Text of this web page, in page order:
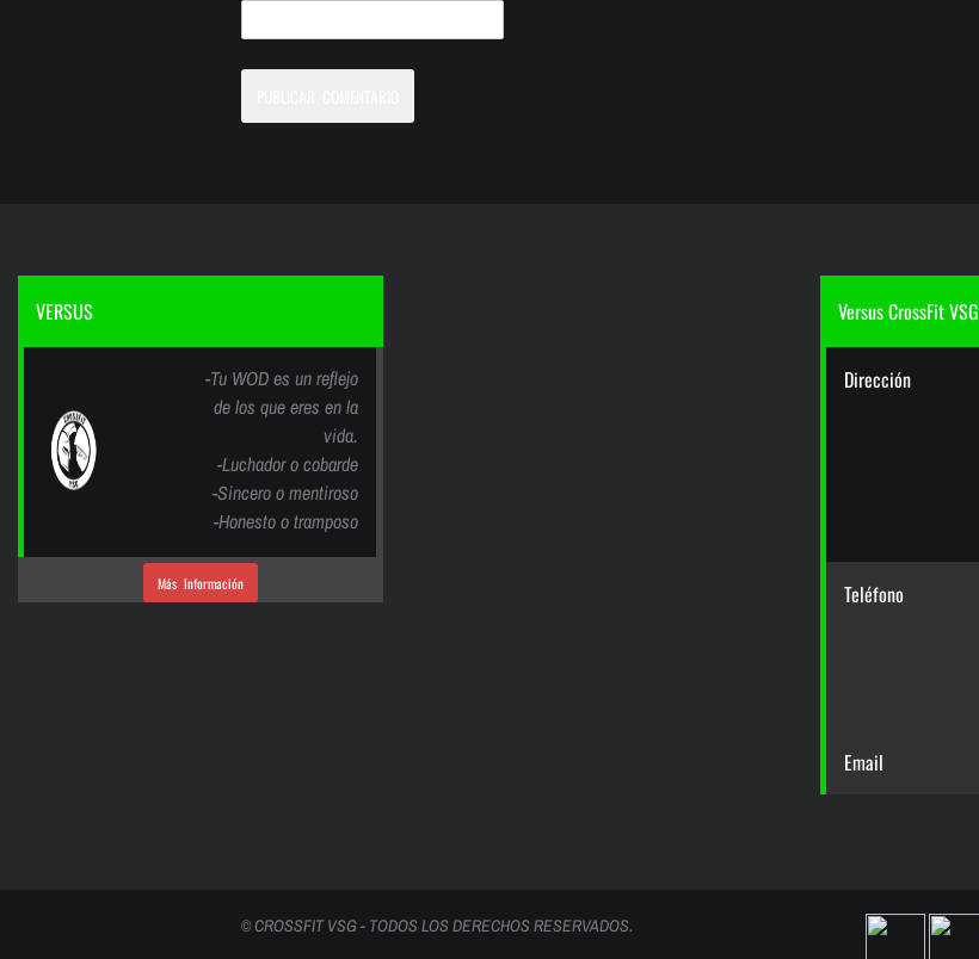
VERSUS
-Tu WOD es un reflejo
de los que eres en la
vida.
-Luchador o cobarde
-Sincero o mentiroso
-Honesto o tramposo
Más Información
Versus CrossFit VSG
Dirección
Teléfono
Email
© CROSSFIT VSG - TODOS LOS DERECHOS RESERVADOS.